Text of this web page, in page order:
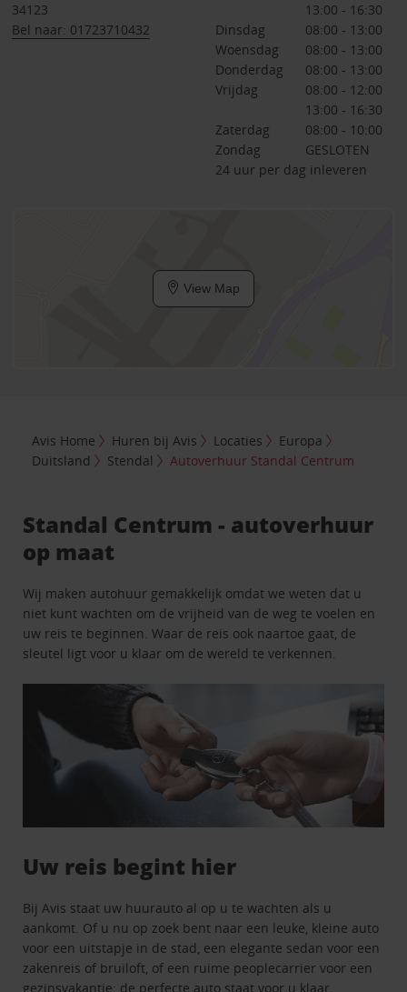
34123
Bel naar: 01723710432
13:00 - 16:30
Dinsdag
08:00 - 13:00
Woensdag
08:00 - 13:00
Donderdag
08:00 - 13:00
Vrijdag
08:00 - 12:00
13:00 - 16:30
Zaterdag
08:00 - 10:00
Zondag
GESLOTEN
24 uur per dag inleveren
View Map
Avis Home Huren bij Avis Locaties
Europa
Duitsland
Stendal Autoverhuur Standal Centrum
Standal Centrum - autoverhuur
op maat
Wij maken autohuur gemakkelijk omdat we weten dat u
niet kunt wachten om de vrijheid van de weg te voelen en
uw reis te beginnen. Waar de reis ook naartoe gaat, de
sleutel ligt voor u klaar om de wereld te verkennen.
Uw reis begint hier
Bij Avis staat uw huurauto al op u te wachten als u
aankomt. Of u nu op zoek bent naar een leuke, kleine auto
voor een uitstapje in de stad, een elegante sedan voor een
zakenreis of bruiloft, of een ruime peoplecarrier voor een
gezinsvakantie: de perfecte auto staat voor u klaar.